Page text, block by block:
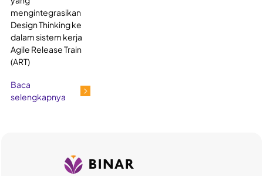
mengintegrasikan
Design Thinking ke
dalam sistem kerja
Agile Release Train
(ART)
Baca
selengkapnya